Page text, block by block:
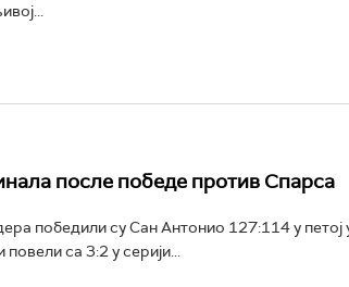
после победе против Спарса
победили су Сан Антонио 127:114 у петој
са 3:2 у серији...